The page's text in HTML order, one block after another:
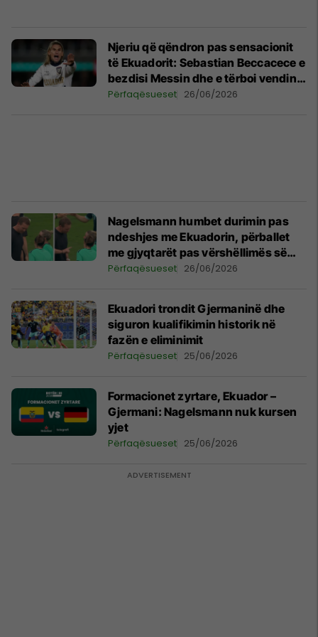
Njeriu që qëndron pas sensacionit
të Ekuadorit: Sebastian Beccacece e
bezdisi Messin dhe e tërboi vendin -
tani është i çmendur nga lumturia
Përfaqësueset 26/06/2026
Nagelsmann humbet durimin pas
ndeshjes me Ekuadorin, përballet
me gjyqtarët pas vërshëllimës së
fundit
Përfaqësueset 26/06/2026
Ekuadori trondit Gjermaninë dhe
siguron kualifikimin historik në
fazën e eliminimit
Përfaqësueset 25/06/2026
Formacionet zyrtare, Ekuador –
Gjermani: Nagelsmann nuk kursen
yjet
Përfaqësueset 25/06/2026